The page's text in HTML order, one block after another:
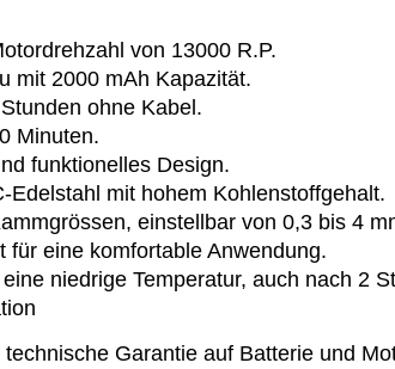
von 13000 R.P.
mit 2000 mAh Kapazität.
ohne Kabel.
Minuten.
funktionelles Design.
Edelstahl mit hohem Kohlenstoffgehalt.
einstellbar von 0,3 bis 4
für eine komfortable Anwendung.
niedrige Temperatur, auch nach 2
technische Garantie auf Batterie und